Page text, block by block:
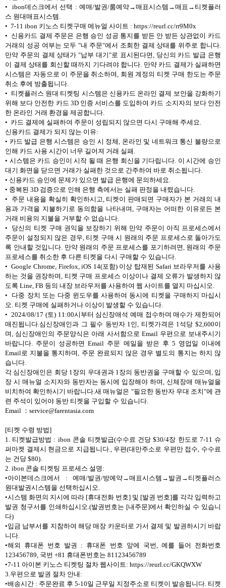
• ibon데스크에서 선택 : 예매/발권/룸예약→매표시스템→매표→티켓플러
스 원대매표시스템.
• 7-11 ibon 키노스 티켓구매 메뉴얼 사이트 : https://reurl.cc/rr9M0x
• 신용카드 결제 주문은 은행 승인 성공 통지를 받든 안 받든 상관없이 카드
거래의 성공 여부는 모두 "내 주문"에서 조회한 결제 상태를 위주로 합니다.
만약 주문의 결제 상태가 "납부 대기"로 표시된다면, 당신의 카드 발급 은행
이 결제 상태를 회신할 때까지 기다려야 합니다. 만약 카드 결제가 실패하면
시스템은 자동으로 이 주문을 취소하며, 회원 계정의 티켓 구매 한도는 주문
취소 후에 방출됩니다.
• 티켓플러스 원대 티켓팅 시스템은 신용카드 온라인 결제 보안을 강화하기
위해 보다 안전한 카드 3D 인증 서비스를 도입하여 카드 소지자의 보다 안전
한 온라인 거래 환경을 제공합니다.
• 카드 결제에 실패하여 주문이 성립되지 않으면 다시 구매해 주세요.
신용카드 결제가 되지 않는 이유:
• 카드 발급 은행 시스템은 승인 시 정체, 온라인 및 네트워크 통신 불량으로
인해 카드 사용 시간이 너무 길어져 거래 실패.
• 시스템은 카드 승인이 시작 될 때 은행 회신을 기다립니다. 이 시간에 승인
대기 화면을 닫으면 거래가 실패한 것으로 간주하여 바로 취소됩니다.
• 신용카드 승인에 문제가 있으면 발급 은행에 문의하세요.
• 중복된 3D 검증으로 인해 은행 측에서는 실패 판정을 내렸습니다.
• 주문 내용을 확실히 확인하시고, 티켓이 판매되면 구매자가 본 거래의 내
용과 가격을 지불하기로 동의함을 나타내며, 구매자는 어떠한 이유로든 본
거래 비용의 지불을 거부할 수 없습니다.
• 당신의 티켓 구매 권익을 보장하기 위해 만약 주문이 아직 프로세스에서
주문이 설정되지 않은 경우, 티켓 구매 시 원래의 주문 프로세스로 돌아가도
록 안내할 것입니다. 만약 원래의 주문 프로세스를 포기하려면, 원래의 주문
프로세스를 취소한 후 다른 티켓을 다시 구매할 수 있습니다.
• Google Chrome, Firefox, iOS 14(포함) 이상 탑재된 Safari 브라우저를 사용
하는 것을 권장하며, 티켓 구매 프로세스 이상이나 결제 오류가 발생하지 않
도록 Line, FB 등의 내장 브라우저를 사용하여 웹 사이트를 열지 마십시오.
• 다중 장치 또는 다중 윈도우를 사용하여 동시에 티켓을 구매하지 마십시
오. 티켓 구매에 실패하거나 이상이 발생할 수 있습니다.
• 2024/08/17 (토) 11:00시부터 심신장애석 예매 접수하며 매수가 제한되어
매진됩니다.심신장애인과 그 필수 동반자 1인, 티켓가격은 1석당 $2,600이
며, 심신장애인의 주문양식은 아래 사서함으로 Email 우편으로 보내주시기
바랍니다. 주문이 성공하면 Email 주문 메일을 받은 후 5 영업일 이내에
Email로 지불을 통지하며, 주문 완료되지 않은 경우 별도의 통지는 하지 않
습니다.
각 심신장애인은 회당 1장의 우대권과 1장의 동반권을 구매할 수 있으며, 입
장 시 매뉴얼 소지자와 동반자는 동시에 입장해야 하며, 신체장애 매뉴얼을
비치하여 확인하시기 바랍니다.새 매뉴얼은 "필요한 동반자 우대 조치"에 관
련 주석이 있어야 동반 티켓을 구입할 수 있습니다.
Email ：service@farentasia.com
[티켓 수령 방법]
1. 티켓발급방법 : ibon 콘솔 티켓발급(수수료 건당 $30/4장 한도로 7-11 슈
퍼마켓 결제시 현금으로 지급됩니다., 우편(대만주소로 우편만 접수, 수수료
는 건당 $80).
2. ibon 콘솔 티켓팅 프로세스 설명:
•아이본데스크에서 : 예매/발권/방예약→매표시스템→발권→티켓플러스
원대발권시스템을 선택하십시오.
•시스템 화면의 지시에 따라 [휴대전화 번호] 및 [발권 번호]를 각각 입력하고
발권 청구서를 인쇄하십시오.(발권번호는 [내주문]에서 확인하실 수 있습니
다)
•입금 납부서를 지참하여 해당 매장 카운터로 가서 결제 및 발권하시기 바랍
니다.
•해외 휴대폰 번호 발권 : 휴대폰 번호 앞에 국번, 예를 들어 전화번호
123456789, 국번 +81 휴대폰번호는 81123456789
•7-11 아이본 키노스 티켓팅 절차 웹사이트: https://reurl.cc/GKQWXW
3.우편으로 발권 절차 안내:
•배송시간 : 주문완료 후 5-10일 근무일 지정주소로 티켓이 발송됩니다. 티켓